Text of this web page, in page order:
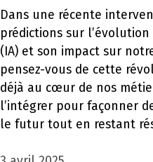
Dans une récente
prédictions sur
(IA) et son impact sur
pensez-vous de cette
déjà au cœur de nos
l’intégrer pour façonner
le futur tout en restant